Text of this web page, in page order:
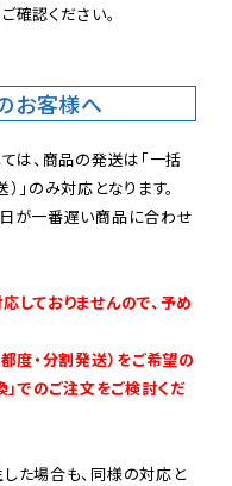
確認ください。
お客様へ
は、商品の発送は「一括
」のみ対応となります。
が一番遅い商品に合わせ
しておりませんので、予め
度・分割発送）をご希望の
」でのご注文をご検討くだ
た場合も、同様の対応と